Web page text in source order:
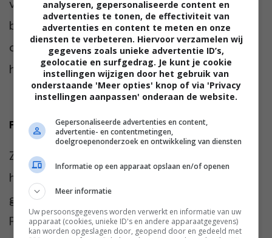
vaak voldoende. In het geval van droog of
beschadigd haar, kan het wel heel lekker zijn
om de conditioner of het haarmasker door
het hele haar aan te brengen.
Praat mee
Zo, nu ken jij het verschil tussen een
haarmasker en conditioner! Welk product
gebruik jij het liefste? Ik ben heel benieuwd.
Praat met ons mee in de reacties onder dit
analyseren, gepersonaliseerde content en
advertenties te tonen, de effectiviteit van
advertenties en content te meten en onze
diensten te verbeteren. Hiervoor verzamelen wij
gegevens zoals unieke advertentie ID’s,
geolocatie en surfgedrag. Je kunt je cookie
instellingen wijzigen door het gebruik van
onderstaande 'Meer opties' knop of via 'Privacy
instellingen aanpassen' onderaan de website.
Gepersonaliseerde advertenties en content,
advertentie- en contentmetingen,
doelgroepenonderzoek en ontwikkeling van diensten
Informatie op een apparaat opslaan en/of openen
Meer informatie
Uw persoonsgegevens worden verwerkt en informatie van uw
apparaat (cookies, unieke ID's en andere apparaatgegevens)
kan worden opgeslagen door, geopend door en gedeeld met